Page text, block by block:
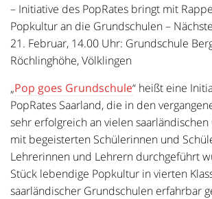
– Initiative des PopRates bringt mit
Popkultur an die Grundschulen –
21. Februar, 14.00 Uhr: Grundschule
Röchlinghöhe, Völklingen
„Pop goes Grundschule“ heißt eine
PopRates Saarland, die in den
sehr erfolgreich an vielen
mit begeisterten Schülerinnen und
Lehrerinnen und Lehrern durchgeführt
Stück lebendige Popkultur in vierten
saarländischer Grundschulen erfahrbar